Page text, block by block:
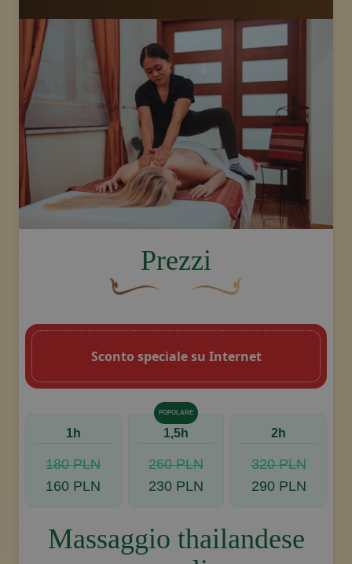
Galleria
Notizie
Negozio online
Chiamateci
Buoni
Prenota, contattaci
Prezzi
Sconto speciale su Internet
1h
180 PLN
160 PLN
POPOLARE
1,5h
260 PLN
230 PLN
2h
320 PLN
290 PLN
Massaggio thailandese